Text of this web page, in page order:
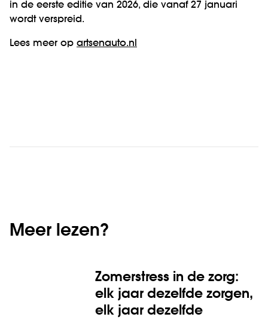
in de eerste editie van 2026, die vanaf 27 januari
wordt verspreid.
Lees meer op artsenauto.nl
Meer lezen?
Zomerstress in de zorg:
elk jaar dezelfde zorgen,
elk jaar dezelfde